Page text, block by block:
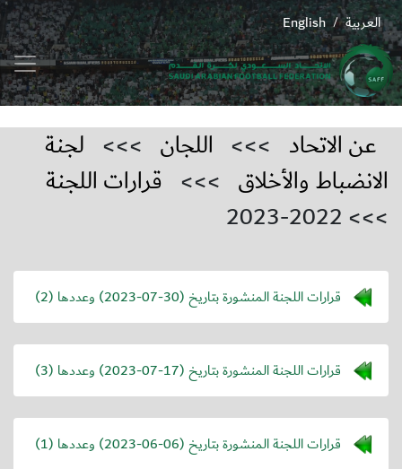
English / العربية
عن الاتحاد >>> اللجان >>> لجنة
الانضباط والأخلاق >>> قرارات اللجنة
>>> 2022-2023
قرارات اللجنة المنشورة بتاريخ (2023-07-30) وعددها (2)
قرارات اللجنة المنشورة بتاريخ (2023-07-17) وعددها (3)
قرارات اللجنة المنشورة بتاريخ (2023-06-06) وعددها (1)